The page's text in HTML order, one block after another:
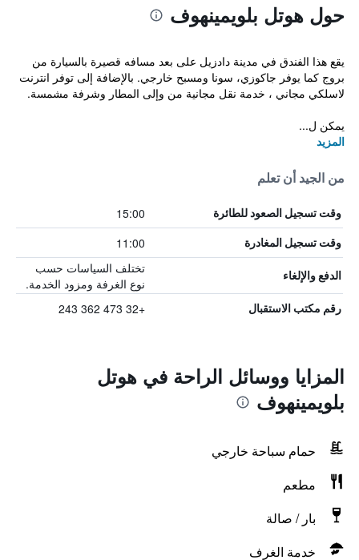
حول هوتل بلويمينهوف
يقع هذا الفندق في مدينة دادزيل على بعد مسافه قصيرة بالسيارة من
بروج كما يوفر جاكوزي، سونا ومسبح خارجي. بالإضافة إلى توفر انترنت
لاسلكي مجاني ، خدمة نقل مجانية من وإلى المطار وشرفة مشمسة.
يمكن ل...
المزيد
من الجيد أن تعلم
وقت تسجيل الصعود للطائرة 15:00
وقت تسجيل المغادرة 11:00
الدفع والإلغاء
تختلف السياسات حسب
نوع الغرفة ومزود الخدمة.
رقم مكتب الاستقبال +32 473 362 243
المزايا ووسائل الراحة في هوتل
بلويمينهوف
حمام سباحة خارجي
مطعم
بار / صالة
خدمة الغرف